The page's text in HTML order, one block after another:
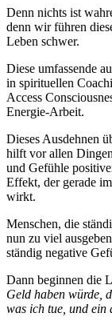
Denn nichts ist
denn wir führen
Leben schwer.
Diese umfassende
in spirituellen
Access
Energie-Arbeit.
Dieses Ausdehnen
hilft vor allen
und Gefühle
Effekt, der gerade
wirkt.
Menschen, die
nun zu viel
ständig negative
Dann beginnen die
Geld haben würde,
was ich tue, und ein